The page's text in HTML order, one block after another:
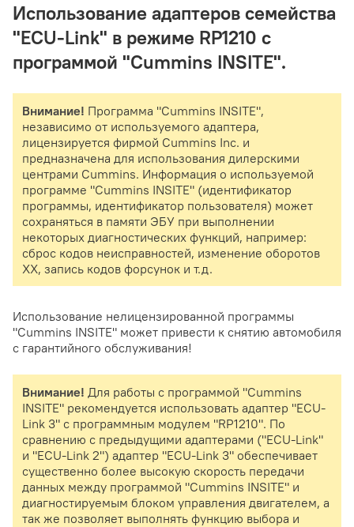
Использование адаптеров семейства
"ECU-Link" в режиме RP1210 с
программой "Cummins INSITE".
Внимание! Программа "Cummins INSITE",
независимо от используемого адаптера,
лицензируется фирмой Cummins Inc. и
предназначена для использования дилерскими
центрами Cummins. Информация о используемой
программе "Cummins INSITE" (идентификатор
программы, идентификатор пользователя) может
сохраняться в памяти ЭБУ при выполнении
некоторых диагностических функций, например:
сброс кодов неисправностей, изменение оборотов
ХХ, запись кодов форсунок и т.д.
Использование нелицензированной программы
"Cummins INSITE" может привести к снятию автомобиля
с гарантийного обслуживания!
Внимание! Для работы с программой "Cummins
INSITE" рекомендуется использовать адаптер "ECU-
Link 3" с программным модулем "RP1210". По
сравнению с предыдущими адаптерами ("ECU-Link"
и "ECU-Link 2") адаптер "ECU-Link 3" обеспечивает
существенно более высокую скорость передачи
данных между программой "Cummins INSITE" и
диагностируемым блоком управления двигателем, а
так же позволяет выполнять функцию выбора и